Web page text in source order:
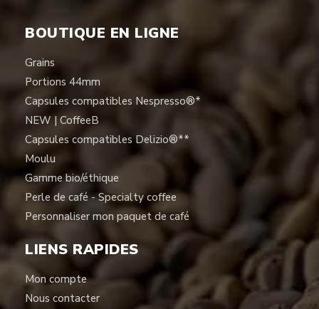
BOUTIQUE EN LIGNE
Grains
Portions 44mm
Capsules compatibles Nespresso®*
NEW | CoffeeB
Capsules compatibles Delizio®**
Moulu
Gamme bio/éthique
Perle de café - Specialty coffee
Personnaliser mon paquet de café
LIENS RAPIDES
Mon compte
Nous contacter